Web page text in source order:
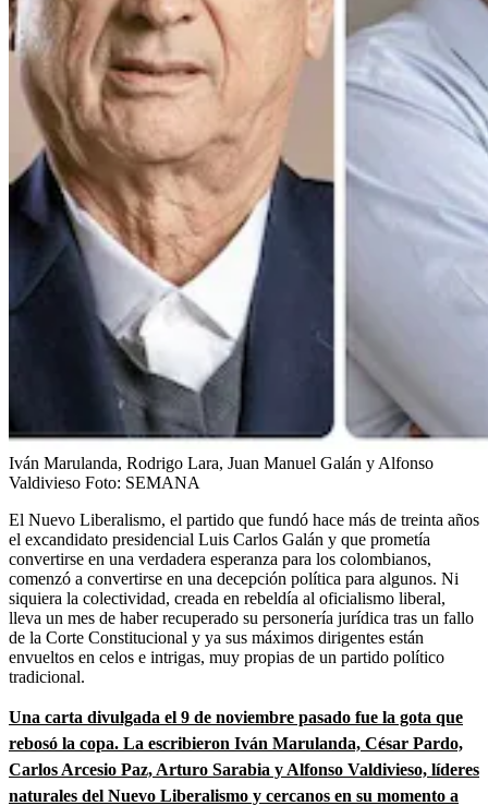
Iván Marulanda, Rodrigo Lara, Juan Manuel Galán y Alfonso
Valdivieso Foto: SEMANA
El Nuevo Liberalismo, el partido que fundó hace más de treinta años
el excandidato presidencial Luis Carlos Galán y que prometía
convertirse en una verdadera esperanza para los colombianos,
comenzó a convertirse en una decepción política para algunos. Ni
siquiera la colectividad, creada en rebeldía al oficialismo liberal,
lleva un mes de haber recuperado su personería jurídica tras un fallo
de la Corte Constitucional y ya sus máximos dirigentes están
envueltos en celos e intrigas, muy propias de un partido político
tradicional.
Una carta divulgada el 9 de noviembre pasado fue la gota que
rebosó la copa. La escribieron Iván Marulanda, César Pardo,
Carlos Arcesio Paz, Arturo Sarabia y Alfonso Valdivieso, líderes
naturales del Nuevo Liberalismo y cercanos en su momento a